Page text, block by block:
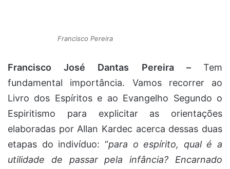
Francisco Pereira
Francisco José Dantas Pereira – Tem
fundamental importância. Vamos recorrer ao
Livro dos Espíritos e ao Evangelho Segundo o
Espiritismo para explicitar as orientações
elaboradas por Allan Kardec acerca dessas duas
etapas do indivíduo: “para o espírito, qual é a
utilidade de passar pela infância? Encarnado